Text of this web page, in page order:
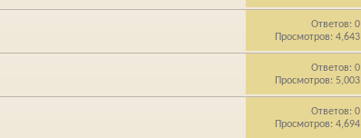
Ответов: 0
Просмотров: 4,643
Ответов: 0
Просмотров: 5,003
Ответов: 0
Просмотров: 4,694